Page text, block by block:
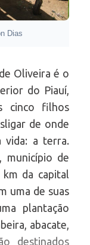
Dias
Oliveira é o
do Piauí,
cinco filhos
de onde
a terra.
município de
da capital
uma de suas
plantação
abacate,
destinados